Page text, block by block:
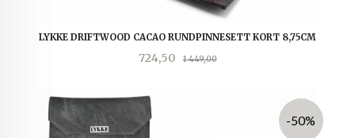
LYKKE DRIFTWOOD CACAO RUNDPINNESETT KORT 8,75CM
Tilbud
724,50 1 449,00Rabatt
-50%